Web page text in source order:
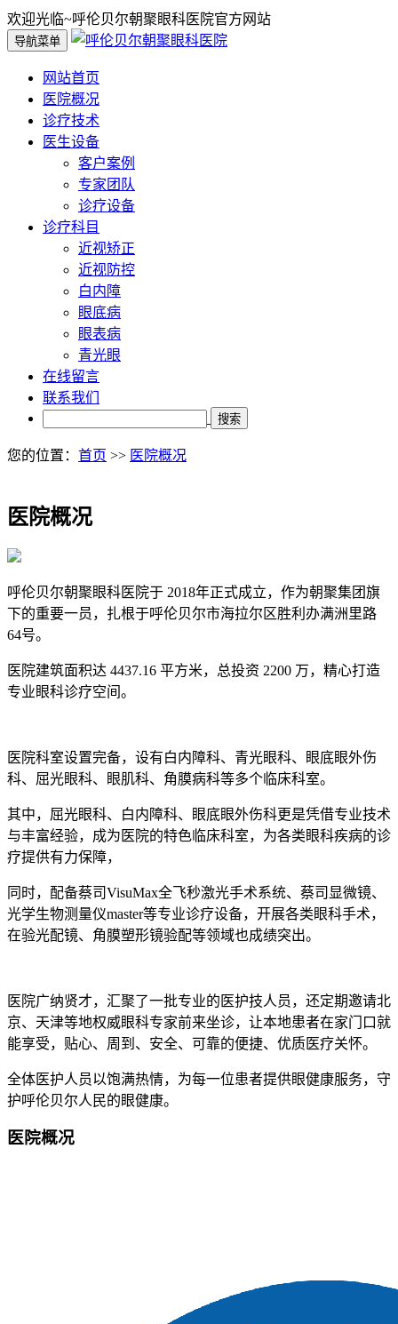
欢迎光临~呼伦贝尔朝聚眼科医院官方网站
导航菜单
网站首页
医院概况
诊疗技术
医生设备
客户案例
专家团队
诊疗设备
诊疗科目
近视矫正
近视防控
白内障
眼底病
眼表病
青光眼
在线留言
联系我们
搜索
您的位置： 首页 >> 医院概况
医院概况
呼伦贝尔朝聚眼科医院于 2018年正式成立，作为朝聚集团旗
下的重要一员， 扎根于呼伦贝尔市海拉尔区胜利办满洲里路
64号。
医院建筑面积达 4437.16 平方米，总投资 2200 万，精心打造
专业眼科诊疗空间。
医院科室设置完备，设有白内障科、青光眼科、眼底眼外伤
科、屈光眼科、眼肌科、角膜病科等多个临床科室。
其中，屈光眼科、白内障科、眼底眼外伤科更是凭借专业技术
与丰富经验，成为医院的特色临床科室，为各类眼科疾病的诊
疗提供有力保障，
同时，配备蔡司VisuMax全飞秒激光手术系统、蔡司显微镜、
光学生物测量仪master等专业诊疗设备，开展各类眼科手术，
在验光配镜、角膜塑形镜验配等领域也成绩突出。
医院广纳贤才，汇聚了一批专业的医护技人员，还定期邀请北
京、天津等地权威眼科专家前来坐诊，让本地患者在家门口就
能享受，贴心、周到、安全、可靠的便捷、优质医疗关怀。
全体医护人员以饱满热情，为每一位患者提供眼健康服务，守
护呼伦贝尔人民的眼健康。
医院概况